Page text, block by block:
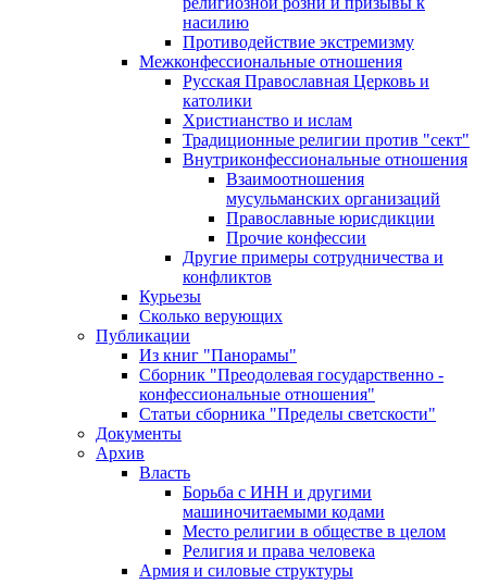
насилию
Противодействие экстремизму
Межконфессиональные отношения
Русская Православная Церковь и
католики
Христианство и ислам
Традиционные религии против "сект"
Внутриконфессиональные отношения
Взаимоотношения
мусульманских организаций
Православные юрисдикции
Прочие конфессии
Другие примеры сотрудничества и
конфликтов
Курьезы
Сколько верующих
Публикации
Из книг "Панорамы"
Сборник "Преодолевая государственно -
конфессиональные отношения"
Статьи сборника "Пределы светскости"
Документы
Архив
Власть
Борьба с ИНН и другими
машиночитаемыми кодами
Место религии в обществе в целом
Религия и права человека
Армия и силовые структуры